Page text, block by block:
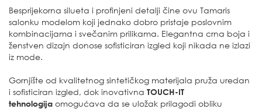
Besprijekorna silueta i profinjeni detalji čine ovu Tamaris
salonku modelom koji jednako dobro pristaje poslovnim
kombinacijama i svečanim prilikama. Elegantna crna boja i
ženstven dizajn donose sofisticiran izgled koji nikada ne izlazi
iz mode.
Gornjište od kvalitetnog sintetičkog materijala pruža uredan
i sofisticiran izgled, dok inovativna TOUCH-IT
tehnologija omogućava da se uložak prilagodi obliku